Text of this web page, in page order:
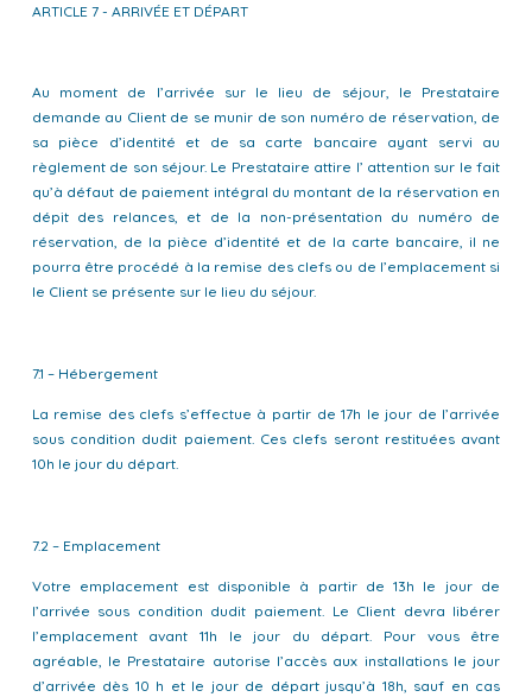
ARTICLE 7 - ARRIVÉE ET DÉPART
Au moment de l’arrivée sur le lieu de séjour, le Prestataire
demande au Client de se munir de son numéro de réservation, de
sa pièce d’identité et de sa carte bancaire ayant servi au
règlement de son séjour. Le Prestataire attire l’ attention sur le fait
qu’à défaut de paiement intégral du montant de la réservation en
dépit des relances, et de la non-présentation du numéro de
réservation, de la pièce d’identité et de la carte bancaire, il ne
pourra être procédé à la remise des clefs ou de l’emplacement si
le Client se présente sur le lieu du séjour.
7.1 – Hébergement
La remise des clefs s’effectue à partir de 17h le jour de l’arrivée
sous condition dudit paiement. Ces clefs seront restituées avant
10h le jour du départ.
7.2 – Emplacement
Votre emplacement est disponible à partir de 13h le jour de
l’arrivée sous condition dudit paiement. Le Client devra libérer
l’emplacement avant 11h le jour du départ. Pour vous être
agréable, le Prestataire autorise l’accès aux installations le jour
d’arrivée dès 10 h et le jour de départ jusqu’à 18h, sauf en cas